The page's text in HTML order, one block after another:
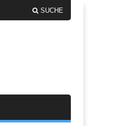
SUCHE